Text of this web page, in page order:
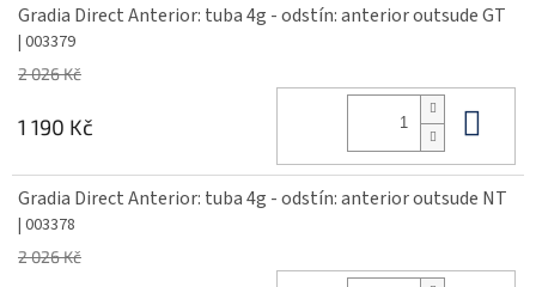
Gradia Direct Anterior: tuba 4g - odstín: anterior outsude GT
| 003379
2 026 Kč
1 190 Kč
Gradia Direct Anterior: tuba 4g - odstín: anterior outsude NT
| 003378
2 026 Kč